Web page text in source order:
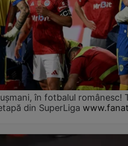
în fotbalul românesc!
din SuperLiga